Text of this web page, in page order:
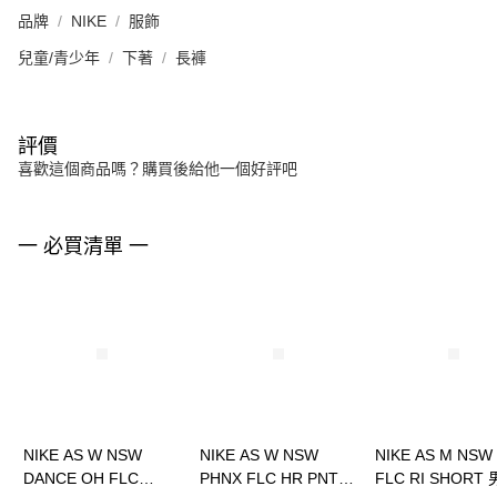
品牌 NIKE 服飾
兒童/青少年 下著 長褲
評價
喜歡這個商品嗎？購買後給他一個好評吧
一 必買清單 一
NIKE AS W NSW
DANCE OH FLC
NIKE AS W NSW
PHNX FLC HR PNT
NIKE AS M NSW
FLC RI SHORT